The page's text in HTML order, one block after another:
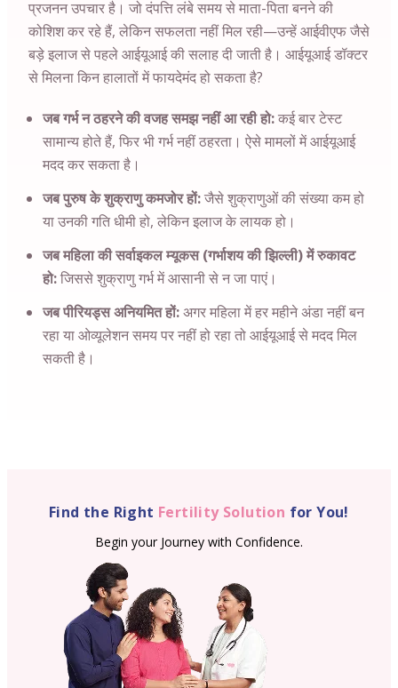
प्रजनन उपचार है। जो दंपत्ति लंबे समय से माता-पिता बनने की
कोशिश कर रहे हैं, लेकिन सफलता नहीं मिल रही—उन्हें आईवीएफ जैसे
बड़े इलाज से पहले आईयूआई की सलाह दी जाती है। आईयूआई डॉक्टर
से मिलना किन हालातों में फायदेमंद हो सकता है?
जब गर्भ न ठहरने की वजह समझ नहीं आ रही हो:कई बार टेस्ट
सामान्य होते हैं, फिर भी गर्भ नहीं ठहरता। ऐसे मामलों में आईयूआई
मदद कर सकता है।
जब पुरुष के शुक्राणु कमजोर हों:जैसे शुक्राणुओं की संख्या कम हो
या उनकी गति धीमी हो, लेकिन इलाज के लायक हो।
जब महिला की सर्वाइकल म्यूकस (गर्भाशय की झिल्ली) में रुकावट
हो:जिससे शुक्राणु गर्भ में आसानी से न जा पाएं।
जब पीरियड्स अनियमित हों:अगर महिला में हर महीने अंडा नहीं बन
रहा या ओव्यूलेशन समय पर नहीं हो रहा तो आईयूआई से मदद मिल
सकती है।
Find the Right Fertility Solution for You!
Begin your Journey with Confidence.